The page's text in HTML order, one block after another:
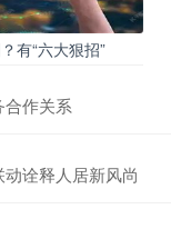
有“六大狠招”
作关系
诠释人居新风尚